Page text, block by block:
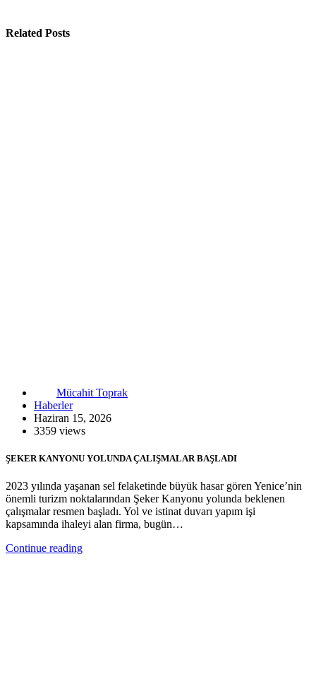
Related Posts
Mücahit Toprak
Haberler
Haziran 15, 2026
3359 views
ŞEKER KANYONU YOLUNDA ÇALIŞMALAR BAŞLADI
2023 yılında yaşanan sel felaketinde büyük hasar gören Yenice’nin
önemli turizm noktalarından Şeker Kanyonu yolunda beklenen
çalışmalar resmen başladı. Yol ve istinat duvarı yapım işi
kapsamında ihaleyi alan firma, bugün…
Continue reading